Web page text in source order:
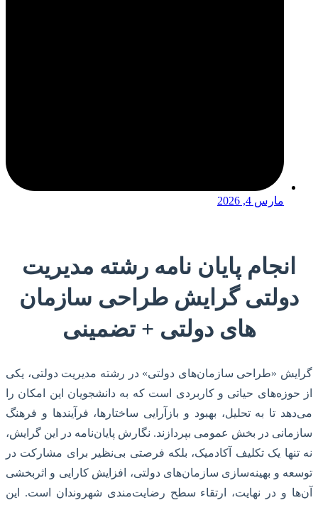
مارس 4, 2026
انجام پایان نامه رشته مدیریت
دولتی گرایش طراحی سازمان
های دولتی + تضمینی
گرایش «طراحی سازمان‌های دولتی» در رشته مدیریت دولتی، یکی
از حوزه‌های حیاتی و کاربردی است که به دانشجویان این امکان را
می‌دهد تا به تحلیل، بهبود و بازآرایی ساختارها، فرآیندها و فرهنگ
سازمانی در بخش عمومی بپردازند. نگارش پایان‌نامه در این گرایش،
نه تنها یک تکلیف آکادمیک، بلکه فرصتی بی‌نظیر برای مشارکت در
توسعه و بهینه‌سازی سازمان‌های دولتی، افزایش کارایی و اثربخشی
آن‌ها و در نهایت، ارتقاء سطح رضایت‌مندی شهروندان است. این